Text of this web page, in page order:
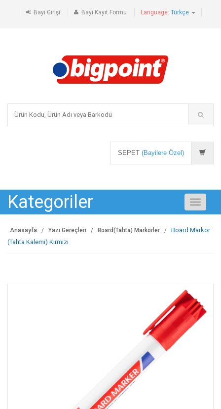
Bayi Girişi Bayi Kayıt Formu Language: Türkçe
SEPET (Bayilere Özel)
Kategoriler
Toggle
Anasayfa Yazı Gereçleri Board(Tahta) Markörler
Board Markör
(Tahta Kalemi) Kırmızı